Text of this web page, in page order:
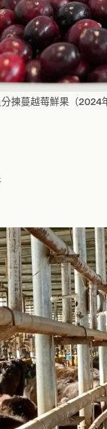
揀蔓越莓鮮果（2024